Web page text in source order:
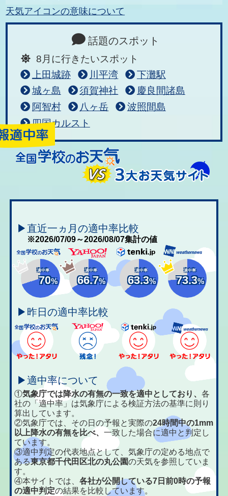
天気アイコンの意味について
話題のスポット
8月に行きたいスポット
上田城跡
川平湾
下灘駅
城ヶ島
須賀神社
慶良間諸島
阿智村
八ヶ岳
波照間島
四国カルスト
▶直近一ヵ月の適中率比較
※2026/07/09～2026/08/07集計の値
適中率
70%
適中率
66.7%
適中率
63.3%
適中率
73.3%
▶昨日の適中率比較
▶適中率について
①気象庁では降水の有無の一致を適中としており、各
社の「適中率」は気象庁による検証方法の基準に則り
算出しています。
②気象庁では、その日の予報と実際の24時間中の1mm
以上降水の有無を比べ、一致した場合に適中と判定し
ています。
③適中判定の代表地点として、気象庁の定める地点で
ある東京都千代田区北の丸公園の天気を参照していま
す。
④本サイトでは、各社が公開している7日前0時の予報
の適中判定の結果を比較しています。